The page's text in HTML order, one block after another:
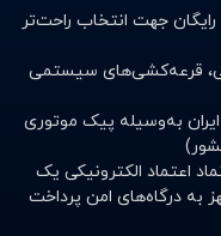
متناسب با نیاز شما
است؟
سایز موقت کمک
و ورزش را نیز در
جهت انتخاب راحت‌تر
قرعه‌کشی‌های سیستمی
به‌وسیله پیک موتوری
اعتماد الکترونیکی یک
به درگاه‌های امن پرداخت